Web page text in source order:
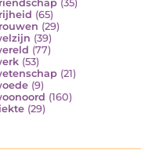
(35)
(65)
(29)
(39)
(77)
(53)
(21)
(9)
(160)
(29)